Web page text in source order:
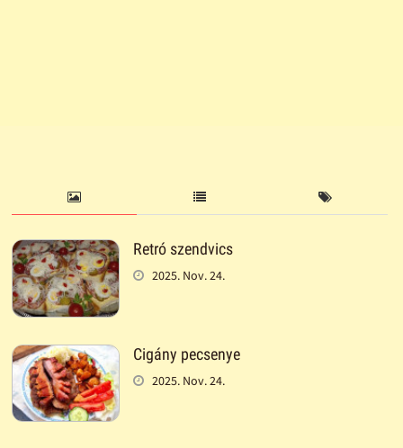
Retró szendvics
2025. Nov. 24.
Cigány pecsenye
2025. Nov. 24.